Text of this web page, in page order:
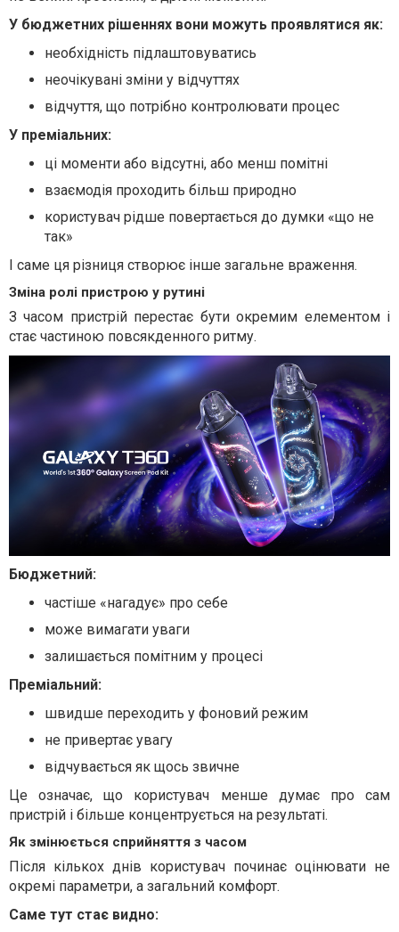
У бюджетних рішеннях вони можуть проявлятися як:
необхідність підлаштовуватись
неочікувані зміни у відчуттях
відчуття, що потрібно контролювати процес
У преміальних:
ці моменти або відсутні, або менш помітні
взаємодія проходить більш природно
користувач рідше повертається до думки «що не
так»
І саме ця різниця створює інше загальне враження.
Зміна ролі пристрою у рутині
З часом пристрій перестає бути окремим елементом і
стає частиною повсякденного ритму.
Бюджетний:
частіше «нагадує» про себе
може вимагати уваги
залишається помітним у процесі
Преміальний:
швидше переходить у фоновий режим
не привертає увагу
відчувається як щось звичне
Це означає, що користувач менше думає про сам
пристрій і більше концентрується на результаті.
Як змінюється сприйняття з часом
Після кількох днів користувач починає оцінювати не
окремі параметри, а загальний комфорт.
Саме тут стає видно: